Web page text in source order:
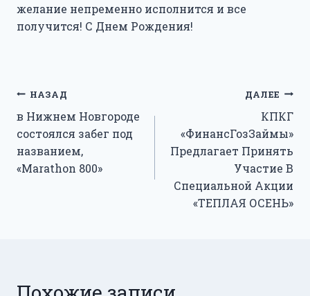
желание непременно исполнится и все
получится! С Днем Рождения!
Навигация
по
записям
НАЗАД
в Нижнем Новгороде
состоялся забег под
названием,
«Marathon 800»
ДАЛЕЕ
КПКГ
«ФинансГозЗаймы»
Предлагает Принять
Участие В
Специальной Акции
«ТЕПЛАЯ ОСЕНЬ»